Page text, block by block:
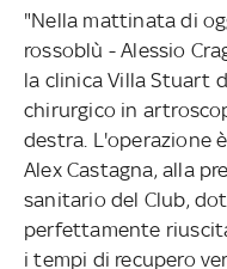
"Nella mattinata di
rossoblù - Alessio
la clinica Villa Stuart
chirurgico in
destra. L'operazione
Alex Castagna, alla
sanitario del Club,
perfettamente
i tempi di recupero